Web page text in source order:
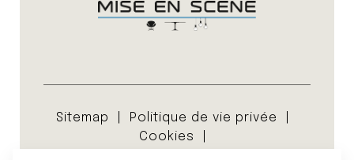
Sitemap
Politique de vie privée
Cookies